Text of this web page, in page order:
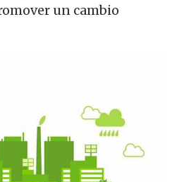
un cambio